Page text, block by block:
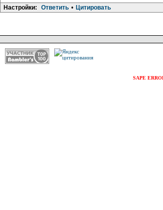
Настройки: Ответить • Цитировать
SAPE